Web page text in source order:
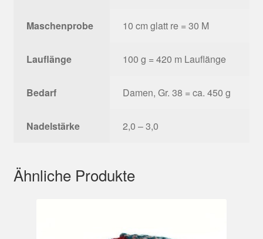
Maschenprobe 10 cm glatt re = 30 M
Lauflänge 100 g = 420 m Lauflänge
Bedarf Damen, Gr. 38 = ca. 450 g
Nadelstärke 2,0 – 3,0
Ähnliche Produkte